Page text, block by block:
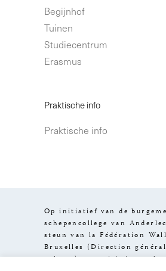
Begijnhof
Tuinen
Studiecentrum
Erasmus
Praktische info
Praktische info
Op initiatief van de
schepencollege van
steun van la Fédération
Bruxelles (Direction
culture), van visit.brussels